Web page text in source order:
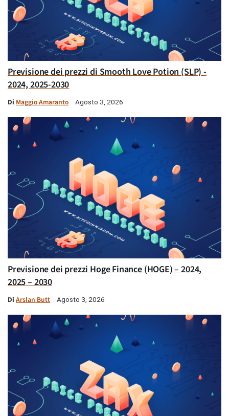
Previsione dei prezzi di Smooth Love Potion (SLP) -
2024, 2025-2030
Di Maggio Amaranto Agosto 3, 2026
Previsione dei prezzi Hoge Finance (HOGE) – 2024,
2025 – 2030
Di Arslan Butt Agosto 3, 2026